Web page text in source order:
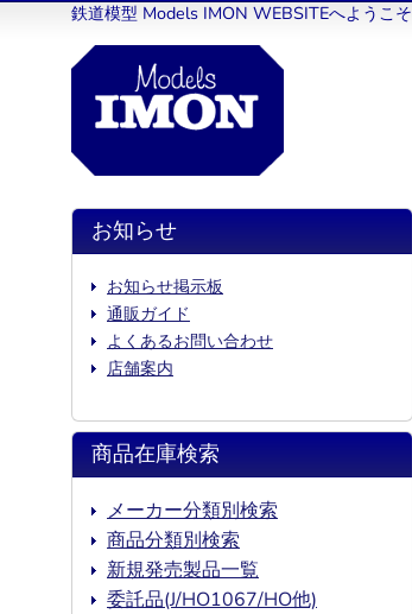
鉄道模型 Models IMON WEBSITEへようこそ
お知らせ
お知らせ掲示板
通販ガイド
よくあるお問い合わせ
店舗案内
商品在庫検索
メーカー分類別検索
商品分類別検索
新規発売製品一覧
委託品(J/HO1067/HO他)